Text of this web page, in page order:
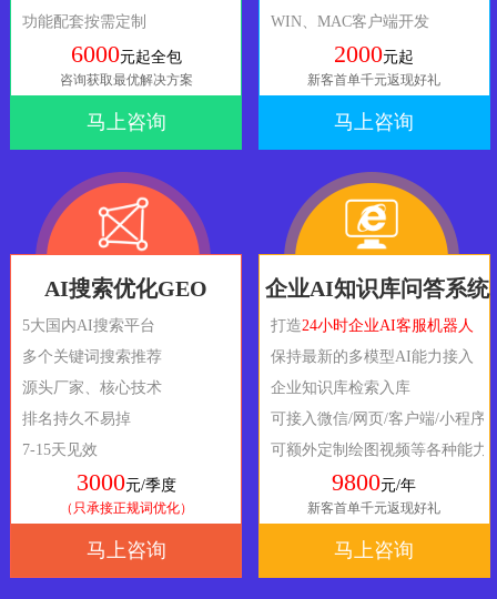
功能配套按需定制
6000元起全包
咨询获取最优解决方案
马上咨询
WIN、MAC客户端开发
2000元起
新客首单千元返现好礼
马上咨询
AI搜索优化GEO
5大国内AI搜索平台
多个关键词搜索推荐
源头厂家、核心技术
排名持久不易掉
7-15天见效
3000元/季度
（只承接正规词优化）
马上咨询
企业AI知识库问答系统
打造24小时企业AI客服机器人
保持最新的多模型AI能力接入
企业知识库检索入库
可接入微信/网页/客户端/小程序
可额外定制绘图视频等各种能力
9800元/年
新客首单千元返现好礼
马上咨询